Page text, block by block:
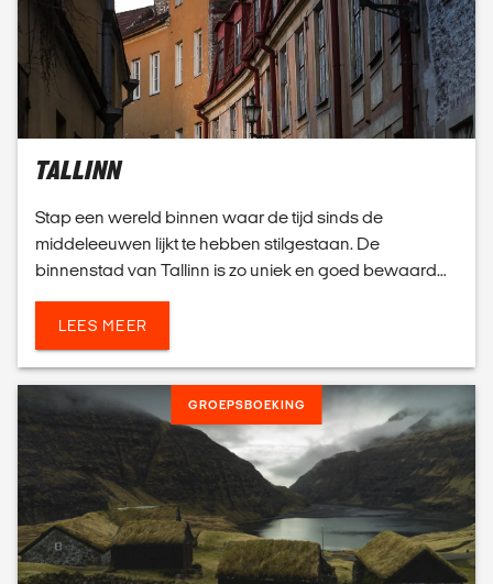
TALLINN
Stap een wereld binnen waar de tijd sinds de
middeleeuwen lijkt te hebben stilgestaan. De
binnenstad van Tallinn is zo uniek en goed bewaard
Werelderfgoedlijst staa...
LEES MEER
GROEPSBOEKING